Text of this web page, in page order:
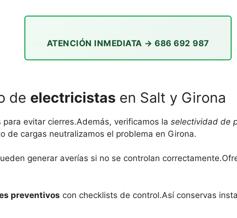
ATENCIÓN INMEDIATA → 686 692 987
de electricistas en Salt y Girona
evitar cierres.Además, verificamos la selectividad de
de cargas neutralizamos el problema en Girona.
generar averías si no se controlan
preventivos con checklists de control.Así conservas